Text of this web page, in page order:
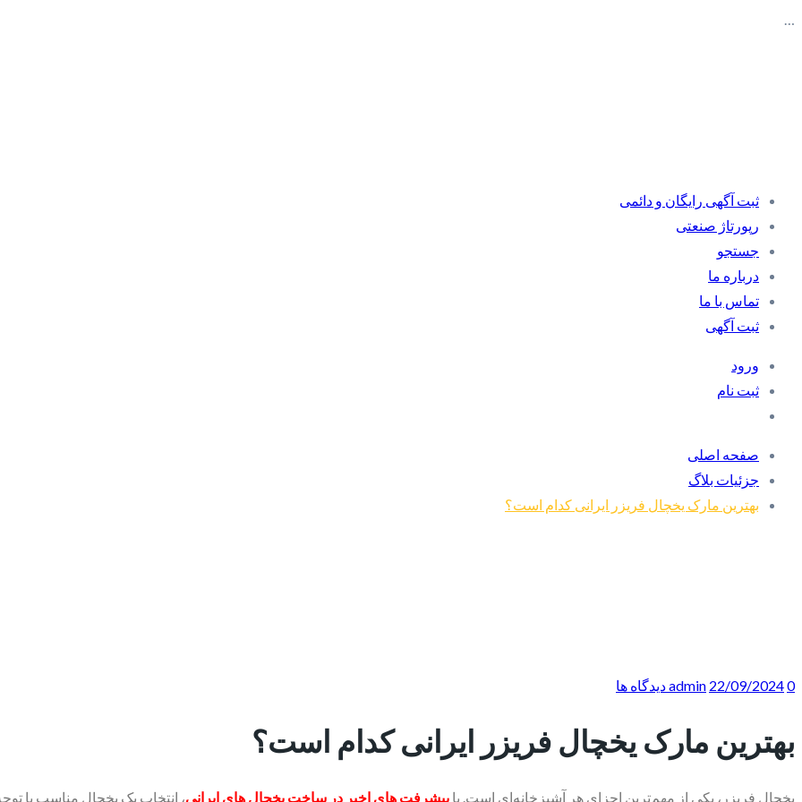
…
ثبت آگهی رایگان و دائمی
رپورتاژ صنعتی
جستجو
درباره ما
تماس با ما
ثبت آگهی
ورود
ثبت نام
صفحه اصلی
جزئیات بلاگ
بهترین مارک یخچال فریزر ایرانی کدام است؟
admin 22/09/20240 دیدگاه ها
بهترین مارک یخچال فریزر ایرانی کدام است؟
یخچال فریزر، یکی از مهم‌ترین اجزای هر آشپزخانه‌ای است. با پیشرفت های اخیر در ساخت یخچال های ایرانی، انتخاب یک یخچال مناسب با